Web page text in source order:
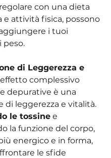
con una dieta
e attività fisica, possono
i tuoi
peso.
di Leggerezza e
complessivo
depurative è una
di leggerezza e vitalità.
le tossine e
la funzione del corpo,
energico e in forma,
le sfide